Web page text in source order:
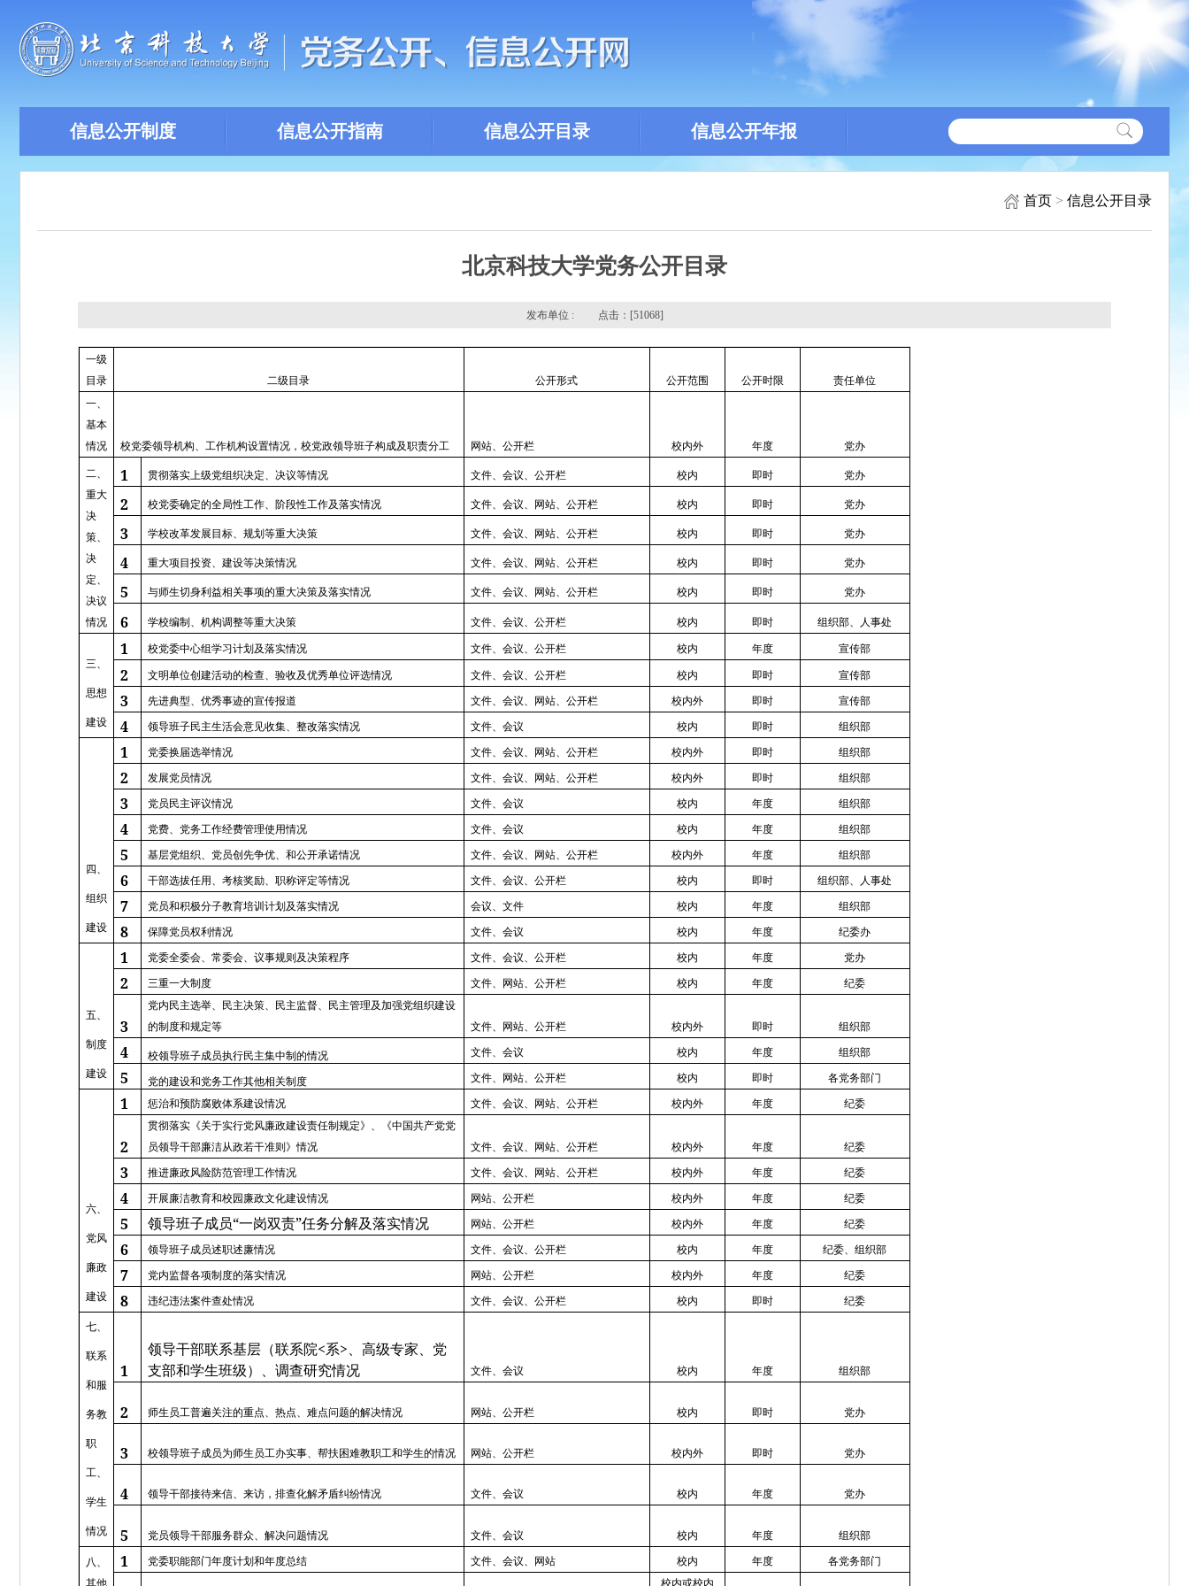
信息公开制度 信息公开指南 信息公开目录 信息公开年报
首页> 信息公开目录
北京科技大学党务公开目录
发布单位 : 点击：[51068]
一级
目录
二级目录 公开形式 公开范围 公开时限
责任单位
一、
基本
情况
校党委领导机构、工作机构设置情况，校党政领导班子构成及职责分工 网站、公开栏 校内外 年度 党办
二、
重大
决
策、
决
定、
决议
情况
1 贯彻落实上级党组织决定、决议等情况 文件、会议、公开栏 校内 即时 党办
2 校党委确定的全局性工作、阶段性工作及落实情况 文件、会议、网站、公开栏 校内 即时 党办
3 学校改革发展目标、规划等重大决策 文件、会议、网站、公开栏 校内 即时 党办
4 重大项目投资、建设等决策情况 文件、会议、网站、公开栏 校内 即时 党办
5 与师生切身利益相关事项的重大决策及落实情况 文件、会议、网站、公开栏 校内 即时 党办
6 学校编制、机构调整等重大决策 文件、会议、公开栏 校内 即时 组织部、人事处
三、
思想
建设
1 校党委中心组学习计划及落实情况 文件、会议、公开栏 校内 年度 宣传部
2 文明单位创建活动的检查、验收及优秀单位评选情况 文件、会议、公开栏 校内 即时 宣传部
3 先进典型、优秀事迹的宣传报道 文件、会议、网站、公开栏 校内外 即时 宣传部
4 领导班子民主生活会意见收集、整改落实情况 文件、会议 校内 即时 组织部
四、
组织
建设
1 党委换届选举情况 文件、会议、网站、公开栏 校内外 即时 组织部
2 发展党员情况 文件、会议、网站、公开栏 校内外 即时 组织部
3 党员民主评议情况 文件、会议 校内 年度 组织部
4 党费、党务工作经费管理使用情况 文件、会议 校内 年度 组织部
5 基层党组织、党员创先争优、和公开承诺情况 文件、会议、网站、公开栏 校内外 年度 组织部
6 干部选拔任用、考核奖励、职称评定等情况 文件、会议、公开栏 校内 即时 组织部、人事处
7 党员和积极分子教育培训计划及落实情况 会议、文件 校内 年度 组织部
8 保障党员权利情况 文件、会议 校内 年度 纪委办
五、
制度
建设
1 党委全委会、常委会、议事规则及决策程序 文件、会议、公开栏 校内 年度 党办
2 三重一大制度 文件、网站、公开栏 校内 年度 纪委
3
党内民主选举、民主决策、民主监督、民主管理及加强党组织建设
的制度和规定等
文件、网站、公开栏 校内外 即时 组织部
4 校领导班子成员执行民主集中制的情况 文件、会议 校内 年度 组织部
5 党的建设和党务工作其他相关制度 文件、网站、公开栏 校内 即时 各党务部门
六、
党风
廉政
建设
1 惩治和预防腐败体系建设情况 文件、会议、网站、公开栏 校内外 年度 纪委
2
贯彻落实《关于实行党风廉政建设责任制规定》、《中国共产党党
员领导干部廉洁从政若干准则》情况
文件、会议、网站、公开栏 校内外 年度 纪委
3 推进廉政风险防范管理工作情况 文件、会议、网站、公开栏 校内外 年度 纪委
4 开展廉洁教育和校园廉政文化建设情况 网站、公开栏 校内外 年度 纪委
5 领导班子成员“一岗双责”任务分解及落实情况 网站、公开栏 校内外 年度 纪委
6 领导班子成员述职述廉情况 文件、会议、公开栏 校内 年度 纪委、组织部
7 党内监督各项制度的落实情况 网站、公开栏 校内外 年度 纪委
8 违纪违法案件查处情况 文件、会议、公开栏 校内 即时 纪委
七、
联系
和服
务教
职
工、
学生
情况
1
领导干部联系基层（联系院<系> 、高级专家、党
支部和学生班级）、调查研究情况
文件、会议 校内 年度 组织部
2 师生员工普遍关注的重点、热点、难点问题的解决情况 网站、公开栏 校内 即时 党办
3 校领导班子成员为师生员工办实事、帮扶困难教职工和学生的情况 网站、公开栏 校内外 即时 党办
4 领导干部接待来信、来访，排查化解矛盾纠纷情况 文件、会议 校内 年度 党办
5 党员领导干部服务群众、解决问题情况 文件、会议 校内 年度 组织部
八、
其他
1 党委职能部门年度计划和年度总结 文件、会议、网站 校内 年度
各党务部门
校内或校内